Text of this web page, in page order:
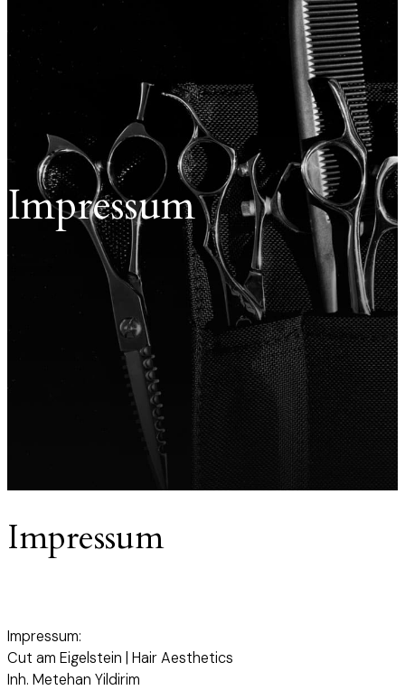
Impressum
Impressum
Impressum:
Cut am Eigelstein | Hair Aesthetics
Inh. Metehan Yildirim